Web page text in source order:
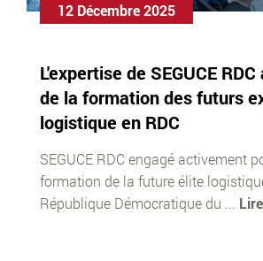
12 Décembre 2025
L'expertise de SEGUCE
de la formation des futurs
logistique en RDC
SEGUCE RDC engagé activement
formation de la future élite
République Démocratique du ...